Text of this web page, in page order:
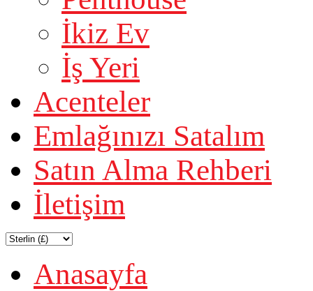
İkiz Ev
İş Yeri
Acenteler
Emlağınızı Satalım
Satın Alma Rehberi
İletişim
Anasayfa